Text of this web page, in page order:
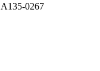
A135-0267